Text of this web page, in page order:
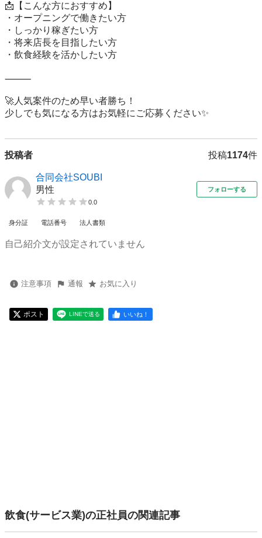
📩【こんな方におすすめ】
・オープニングで働きたい方
・しっかり稼ぎたい方
・将来店長を目指したい方
・飲食経験を活かしたい方
⸻
🚀人気案件のため早い者勝ち！
少しでも気になる方はお気軽にご応募ください✨
投稿者 投稿1174件
合同会社SOUBI
男性
0.0
フォローする
身分証 電話番号 法人書類
自己紹介文が設定されていません
注意事項 通報 お気に入り
ポスト LINEで送る いいね！
飲食(サービス業)の正社員の関連記事